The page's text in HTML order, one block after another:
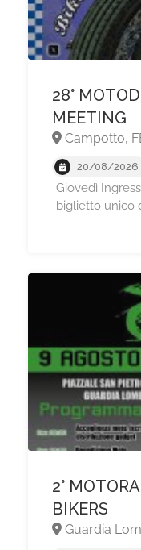
28°
MEETING
Campotto,
20/08/2026
Giovedì
biglietto unico
2°
BIKERS
Guardia